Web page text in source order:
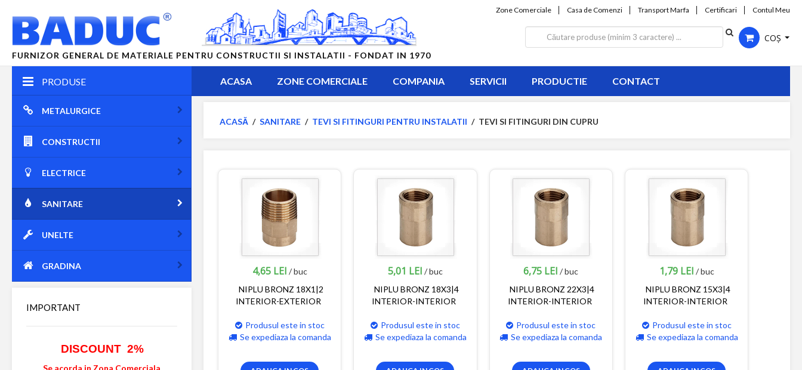
FURNIZOR GENERAL DE MATERIALE PENTRU CONSTRUCTII SI INSTALATII - FONDAT IN 1970
Zone Comerciale Casa de Comenzi Transport Marfa Certificari Contul Meu
COȘ
PRODUSE
METALURGICE
CONSTRUCTII
ELECTRICE
SANITARE
UNELTE
GRADINA
IMPORTANT
DISCOUNT 2%
Se acorda in Zona Comerciala
ACASA ZONE COMERCIALE COMPANIA SERVICII PRODUCTIE CONTACT
ACASĂ / SANITARE / TEVI SI FITINGURI PENTRU INSTALATII / TEVI SI FITINGURI DIN CUPRU
4,65 LEI / buc
NIPLU BRONZ 18X1|2
INTERIOR-EXTERIOR
Produsul este in stoc
Se expediaza la comanda
5,01 LEI / buc
NIPLU BRONZ 18X3|4
INTERIOR-INTERIOR
Produsul este in stoc
Se expediaza la comanda
6,75 LEI / buc
NIPLU BRONZ 22X3|4
INTERIOR-INTERIOR
Produsul este in stoc
Se expediaza la comanda
1,79 LEI / buc
NIPLU BRONZ 15X3|4
INTERIOR-INTERIOR
Produsul este in stoc
Se expediaza la comanda